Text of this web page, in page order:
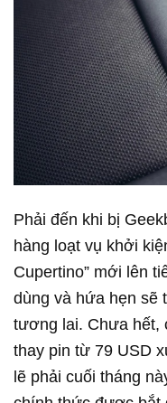
Phải đến khi bị
hàng loạt vụ khởi
Cupertino” mới lên
dùng và hứa hẹn sẽ
tương lai. Chưa hết,
thay pin từ 79 USD
lẽ phải cuối tháng